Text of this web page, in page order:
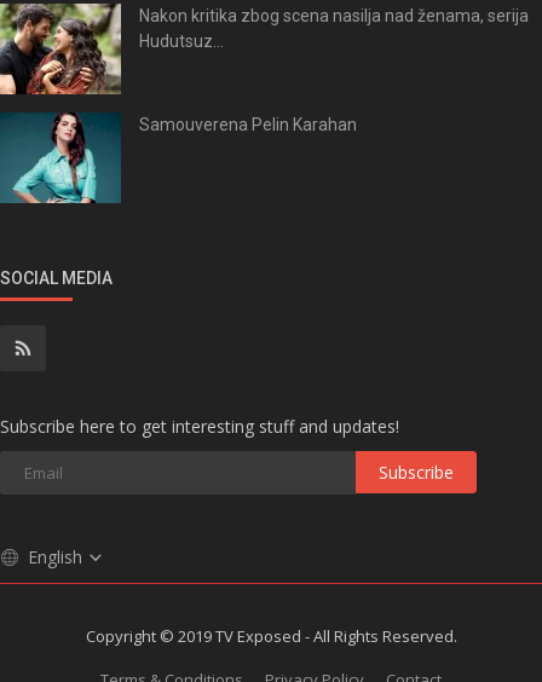
Nakon kritika zbog scena nasilja nad ženama, serija
Hudutsuz...
Samouverena Pelin Karahan
SOCIAL MEDIA
Subscribe here to get interesting stuff and updates!
Subscribe
English
Copyright © 2019 TV Exposed - All Rights Reserved.